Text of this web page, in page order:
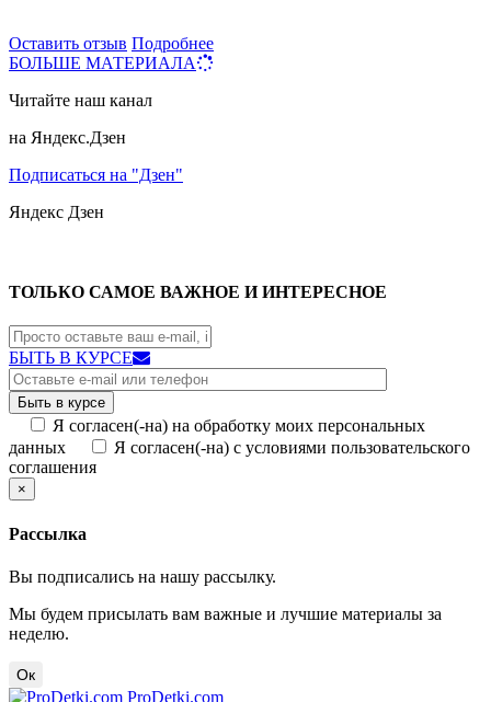
Оставить отзыв Подробнее
БОЛЬШЕ МАТЕРИАЛА
Читайте наш канал
на Яндекс.Дзен
Подписаться на "Дзен"
Яндекс Дзен
ТОЛЬКО САМОЕ ВАЖНОЕ И ИНТЕРЕСНОЕ
БЫТЬ В КУРСЕ
Я согласен(-на) на обработку моих персональных
данных
Я согласен(-на) с условиями пользовательского
соглашения
×
Рассылка
Вы подписались на нашу рассылку.
Мы будем присылать вам важные и лучшие материалы за
неделю.
Ок
ProDetki.com